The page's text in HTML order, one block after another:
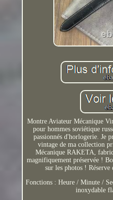
Montre Aviateur Mécanique
pour hommes soviétique
passionnés d'horlogerie. Je
vintage de ma collection
Mécanique RAKETA,
magnifiquement préservée !
sur les photos ! Réserve
Fonctions : Heure / Minute /
inoxydable